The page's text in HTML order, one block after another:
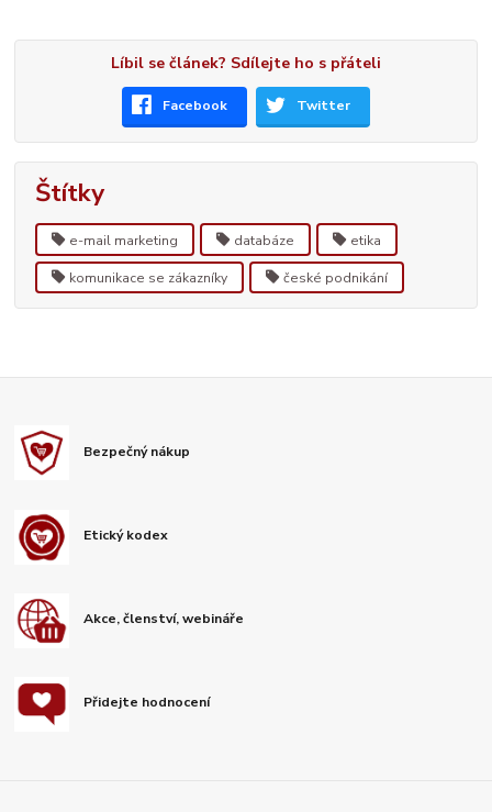
Líbil se článek? Sdílejte ho s přáteli
Facebook Twitter
Štítky
e-mail marketing databáze etika
komunikace se zákazníky české podnikání
Bezpečný nákup
Etický kodex
Akce, členství, webináře
Přidejte hodnocení